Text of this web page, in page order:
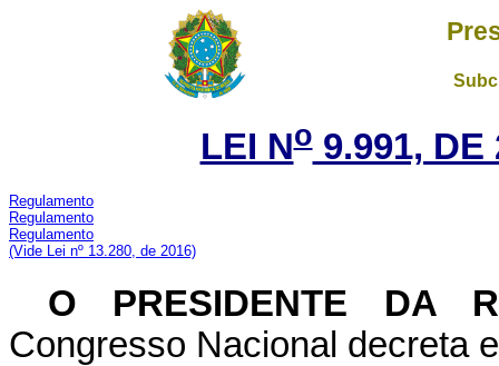
LEI No9.991, DE
Regulamento
Regulamento
Regulamento
(Vide Lei nº 13.280, de 2016)
O PRESIDENTE DA
Congresso Nacional decreta